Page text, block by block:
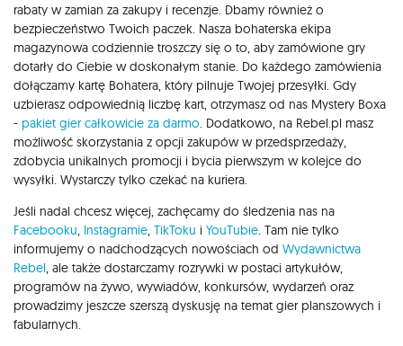
rabaty w zamian za zakupy i recenzje. Dbamy również o
bezpieczeństwo Twoich paczek. Nasza bohaterska ekipa
magazynowa codziennie troszczy się o to, aby zamówione gry
dotarły do Ciebie w doskonałym stanie. Do każdego zamówienia
dołączamy kartę Bohatera, który pilnuje Twojej przesyłki. Gdy
uzbierasz odpowiednią liczbę kart, otrzymasz od nas Mystery Boxa
- pakiet gier całkowicie za darmo . Dodatkowo, na Rebel.pl masz
możliwość skorzystania z opcji zakupów w przedsprzedaży,
zdobycia unikalnych promocji i bycia pierwszym w kolejce do
wysyłki. Wystarczy tylko czekać na kuriera.
Jeśli nadal chcesz więcej, zachęcamy do śledzenia nas na
Facebooku Instagramie TikToku i YouTubie . Tam nie tylko
informujemy o nadchodzących nowościach od Wydawnictwa
Rebel , ale także dostarczamy rozrywki w postaci artykułów,
programów na żywo, wywiadów, konkursów, wydarzeń oraz
prowadzimy jeszcze szerszą dyskusję na temat gier planszowych i
fabularnych.